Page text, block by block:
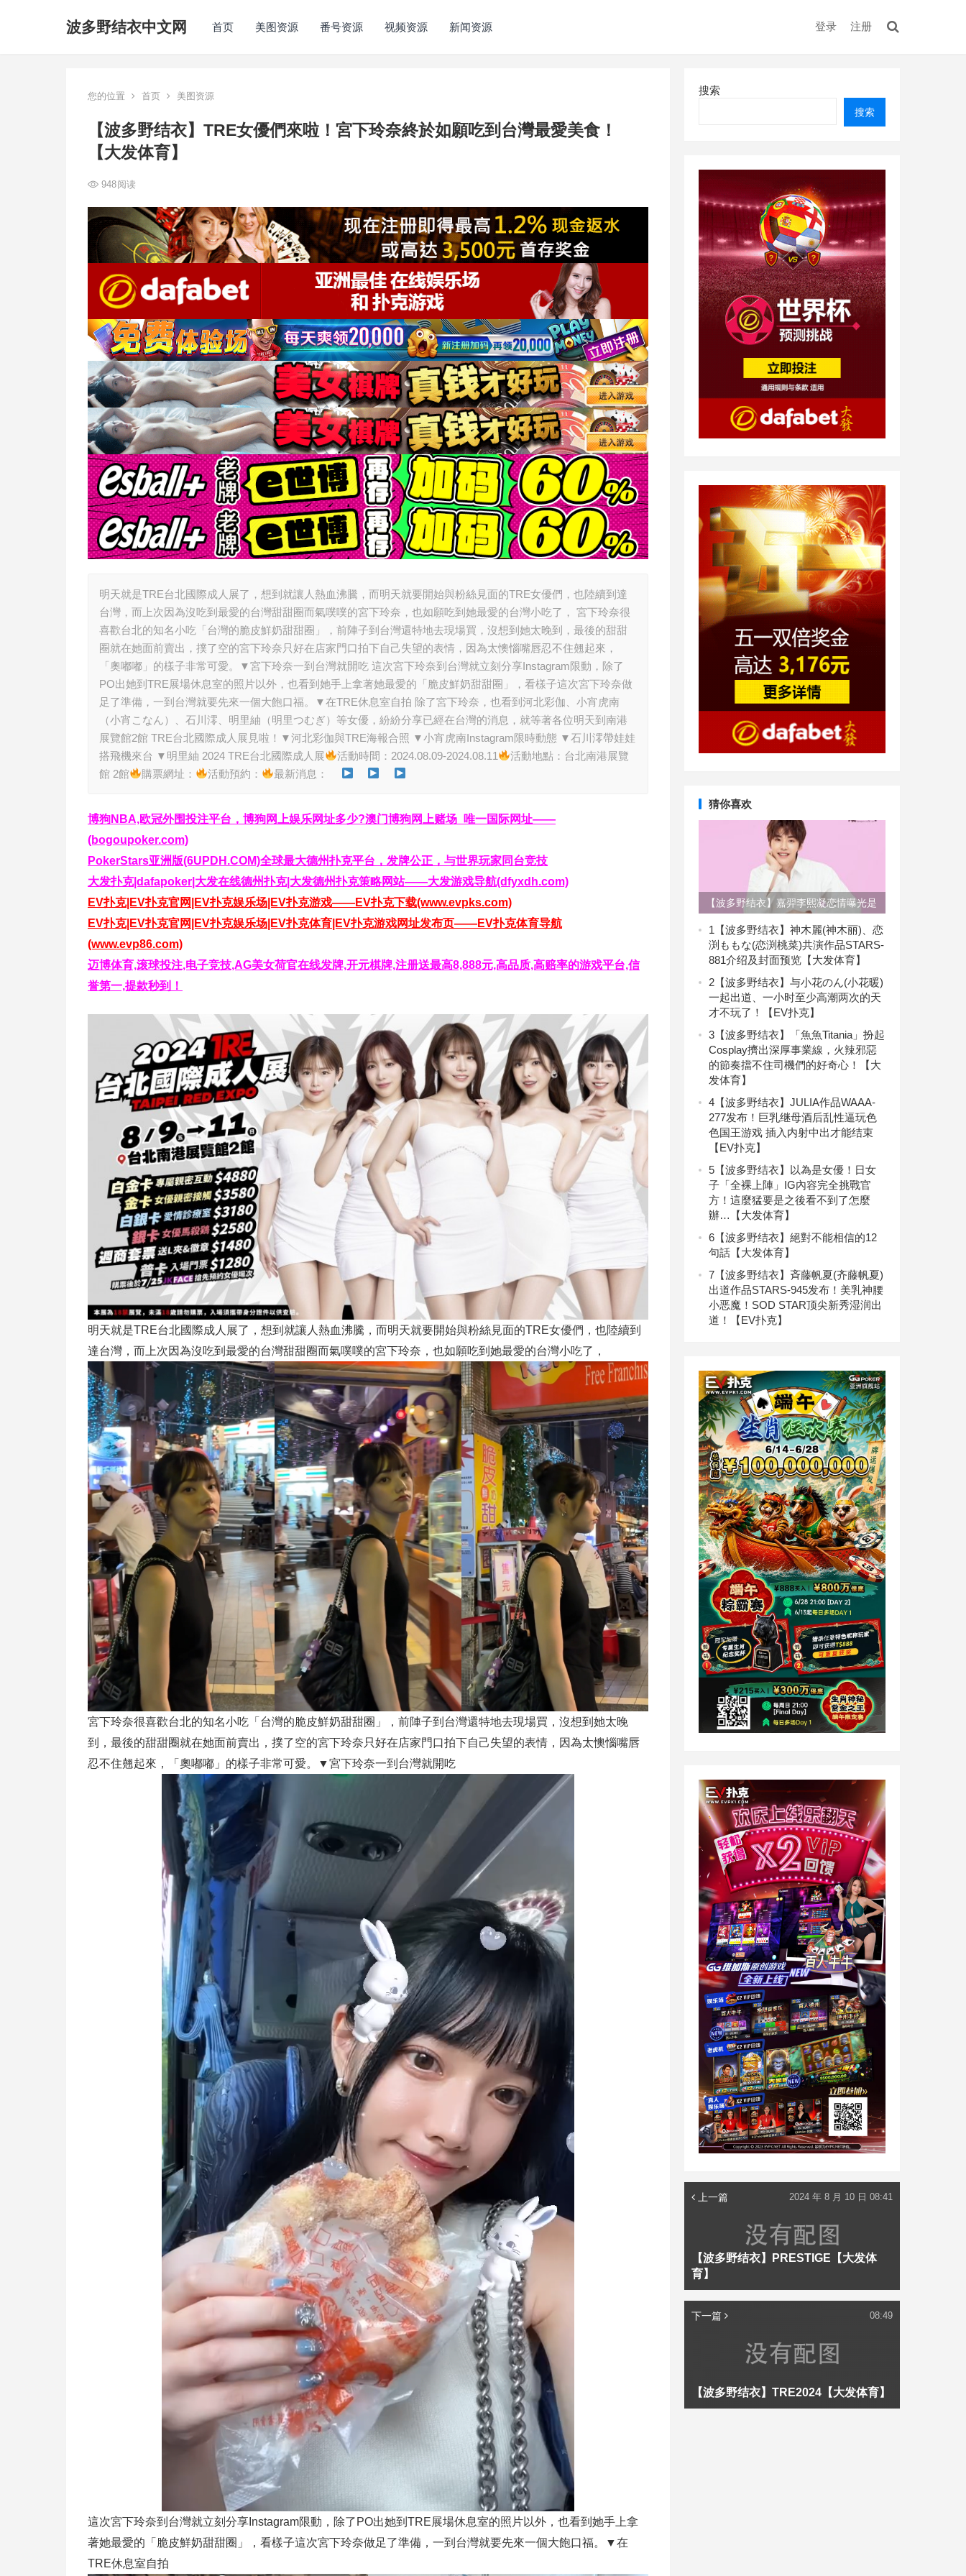
波多野结衣中文网 首页 美图资源 番号资源 视频资源 新闻资源 登录 注册
您的位置 首页 美图资源
【波多野结衣】TRE女優們來啦！宮下玲奈終於如願吃到台灣最愛美食！
【大发体育】
948阅读
明天就是TRE台北國際成人展了，想到就讓人熱血沸騰，而明天就要開始與粉絲見面的TRE女優們，也陸續到達
台灣，而上次因為沒吃到最愛的台灣甜甜圈而氣噗噗的宮下玲奈，也如願吃到她最愛的台灣小吃了， 宮下玲奈很
喜歡台北的知名小吃「台灣的脆皮鮮奶甜甜圈」，前陣子到台灣還特地去現場買，沒想到她太晚到，最後的甜甜
圈就在她面前賣出，撲了空的宮下玲奈只好在店家門口拍下自己失望的表情，因為太懊惱嘴唇忍不住翹起來，
「奧嘟嘟」的樣子非常可愛。▼宮下玲奈一到台灣就開吃 這次宮下玲奈到台灣就立刻分享Instagram限動，除了
PO出她到TRE展場休息室的照片以外，也看到她手上拿著她最愛的「脆皮鮮奶甜甜圈」，看樣子這次宮下玲奈做
足了準備，一到台灣就要先來一個大飽口福。▼在TRE休息室自拍 除了宮下玲奈，也看到河北彩伽、小宵虎南
（小宵こなん）、石川澪、明里紬（明里つむぎ）等女優，紛紛分享已經在台灣的消息，就等著各位明天到南港
展覽館2館 TRE台北國際成人展見啦！▼河北彩伽與TRE海報合照 ▼小宵虎南Instagram限時動態 ▼石川澪帶娃娃
搭飛機來台 ▼明里紬 2024 TRE台北國際成人展
活動時間：2024.08.09-2024.08.11
活動地點：台北南港展覽
館 2館
購票網址： 活動預約： 最新消息：
博狗NBA,欧冠外围投注平台，博狗网上娱乐网址多少?澳门博狗网上赌场_唯一国际网址——
(bogoupoker.com)
PokerStars亚洲版(6UPDH.COM)全球最大德州扑克平台，发牌公正，与世界玩家同台竞技
大发扑克|dafapoker|大发在线德州扑克|大发德州扑克策略网站——大发游戏导航(dfyxdh.com)
EV扑克|EV扑克官网|EV扑克娱乐场|EV扑克游戏——EV扑克下载(www.evpks.com)
EV扑克|EV扑克官网|EV扑克娱乐场|EV扑克体育|EV扑克游戏网址发布页——EV扑克体育导航
(www.evp86.com)
迈博体育,滚球投注,电子竞技,AG美女荷官在线发牌,开元棋牌,注册送最高8,888元,高品质,高赔率的游戏平台,信
誉第一,提款秒到！
明天就是TRE台北國際成人展了，想到就讓人熱血沸騰，而明天就要開始與粉絲見面的TRE女優們，也陸續到
達台灣，而上次因為沒吃到最愛的台灣甜甜圈而氣噗噗的宮下玲奈，也如願吃到她最愛的台灣小吃了，
宮下玲奈很喜歡台北的知名小吃「台灣的脆皮鮮奶甜甜圈」，前陣子到台灣還特地去現場買，沒想到她太晚
到，最後的甜甜圈就在她面前賣出，撲了空的宮下玲奈只好在店家門口拍下自己失望的表情，因為太懊惱嘴唇
忍不住翹起來，「奧嘟嘟」的樣子非常可愛。▼宮下玲奈一到台灣就開吃
這次宮下玲奈到台灣就立刻分享Instagram限動，除了PO出她到TRE展場休息室的照片以外，也看到她手上拿
著她最愛的「脆皮鮮奶甜甜圈」，看樣子這次宮下玲奈做足了準備，一到台灣就要先來一個大飽口福。▼在
TRE休息室自拍
搜索
搜索
猜你喜欢
【波多野结衣】嘉羿李熙凝恋情曝光是
怎么回事？ 嘉羿不是正和孔雪儿传绯
闻吗【EV扑克】
1 【波多野结衣】神木麗(神木丽)、恋
渕ももな(恋渕桃菜)共演作品STARS-
881介绍及封面预览【大发体育】
2 【波多野结衣】与小花のん(小花暖)
一起出道、一小时至少高潮两次的天
才不玩了！【EV扑克】
3 【波多野结衣】「魚魚Titania」扮起
Cosplay擠出深厚事業線，火辣邪惡
的節奏擋不住司機們的好奇心！【大
发体育】
4 【波多野结衣】JULIA作品WAAA-
277发布！巨乳继母酒后乱性逼玩色
色国王游戏 插入内射中出才能结束
【EV扑克】
5 【波多野结衣】以為是女優！日女
子「全裸上陣」IG內容完全挑戰官
方！這麼猛要是之後看不到了怎麼
辦…【大发体育】
6 【波多野结衣】絕對不能相信的12
句話【大发体育】
7 【波多野结衣】斉藤帆夏(齐藤帆夏)
出道作品STARS-945发布！美乳神腰
小恶魔！SOD STAR顶尖新秀湿润出
道！【EV扑克】
上一篇
【波多野结衣】PRESTIGE【大发体
育】
2024 年 8 月 10 日 08:41
下一篇
【波多野结衣】TRE2024【大发体育】
08:49